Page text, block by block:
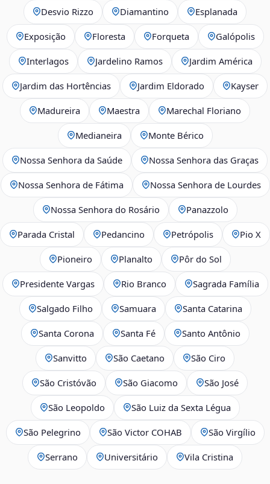
Desvio Rizzo Diamantino Esplanada
Exposição Floresta Forqueta Galópolis
Interlagos Jardelino Ramos Jardim América
Jardim das Hortências Jardim Eldorado Kayser
Madureira Maestra Marechal Floriano
Medianeira Monte Bérico
Nossa Senhora da Saúde Nossa Senhora das Graças
Nossa Senhora de Fátima Nossa Senhora de Lourdes
Nossa Senhora do Rosário Panazzolo
Parada Cristal Pedancino Petrópolis Pio X
Pioneiro Planalto Pôr do Sol
Presidente Vargas Rio Branco Sagrada Família
Salgado Filho Samuara Santa Catarina
Santa Corona Santa Fé Santo Antônio
Sanvitto São Caetano São Ciro
São Cristóvão São Giacomo São José
São Leopoldo São Luiz da Sexta Légua
São Pelegrino São Victor COHAB São Virgílio
Serrano Universitário Vila Cristina